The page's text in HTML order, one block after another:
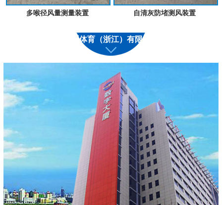
多喉径风量测量装置 自清灰防堵测风装置
九州体育（浙江）有限公司